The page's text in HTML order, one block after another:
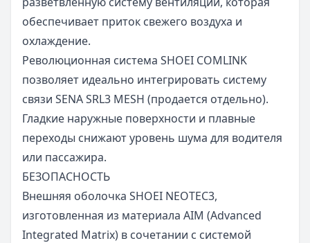
обеспечивает приток свежего воздуха и
охлаждение.
Революционная система SHOEI COMLINK
позволяет идеально интегрировать систему
связи SENA SRL3 MESH (продается отдельно).
Гладкие наружные поверхности и плавные
переходы снижают уровень шума для водителя
или пассажира.
БЕЗОПАСНОСТЬ
Внешняя оболочка SHOEI NEOTEC3,
изготовленная из материала AIM (Advanced
Integrated Matrix) в сочетании с системой